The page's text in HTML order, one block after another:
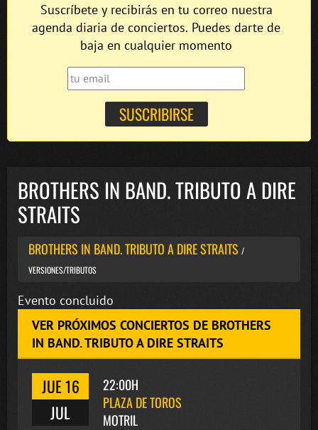
Suscríbete y recibirás en tu correo nuestra
agenda diaria de conciertos. Puedes darte de
baja en cualquier momento
BROTHERS IN BAND. TRIBUTO A DIRE
STRAITS
BROTHERS IN BAND. TRIBUTO A DIRE STRAITS /
VERSIONES/TRIBUTOS
Evento concluido
VER PRÓXIMOS CONCIERTOS DE BROTHERS
IN BAND. TRIBUTO A DIRE STRAITS
JUE 16
JUL
22:00H
PLAZA DE TOROS
MOTRIL